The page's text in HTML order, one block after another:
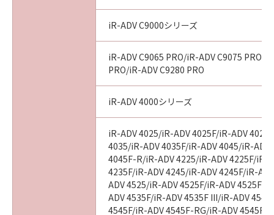
“米国政府エンドユーザー”とは、米国政府の機
関また団体を意味します。もしお客様が米国政
府エンドユーザーである場合、以下の規定が適
用されます：The SOFTWARE is a "commercial
item," as that term is defined at 48 C.F.R.
2.101 (Oct 1995), consisting of "commercial
computer software" and "commercial
computer software documentation," as such
terms are used in 48 C.F.R. 12.212 (Sept 1995).
Consistent with 48 C.F.R. 12.212 and 48 C.F.R.
227.7202-1 through 227.7202-4 (June 1995),
all U.S. Government End Users shall acquire
the SOFTWARE with only those rights set
forth herein. The manufacturer is Canon
iR-ADV C9000シリーズ
iR-ADV C9065 PRO/iR-ADV C9075 PRO/
PRO/iR-ADV C9280 PRO
iR-ADV 4000シリーズ
iR-ADV 4025/iR-ADV 4025F/iR-ADV
4035/iR-ADV 4035F/iR-ADV 4045/iR-ADV
4045F-R/iR-ADV 4225/iR-ADV 4225F/iR-
4235F/iR-ADV 4245/iR-ADV 4245F/iR-
ADV 4525/iR-ADV 4525F/iR-ADV 4525F
ADV 4535F/iR-ADV 4535F III/iR-ADV
4545F/iR-ADV 4545F-RG/iR-ADV 4545F